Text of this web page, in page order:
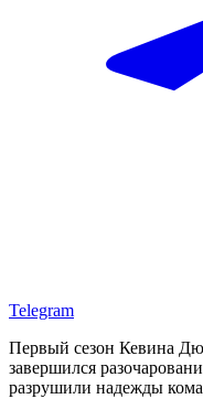
Telegram
Первый сезон Кевина
завершился
разрушили надежды